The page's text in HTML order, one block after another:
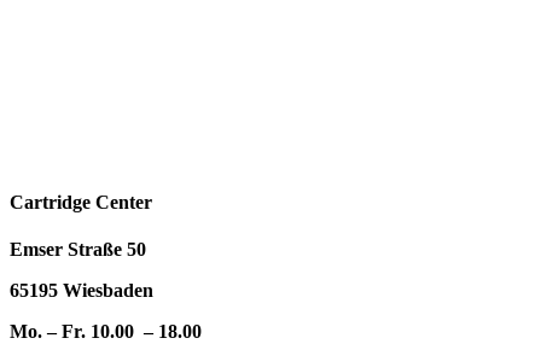
Cartridge Center
Emser Straße 50
65195 Wiesbaden
Mo. – Fr. 10.00 – 18.00